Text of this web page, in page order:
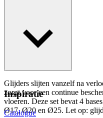
Glijders slijten vanzelf na
zorgt voor een continue
vloeren. Deze set bevat 4
Ø17, Ø20 en Ø25. Let op:
Inspiratie
Catalogue